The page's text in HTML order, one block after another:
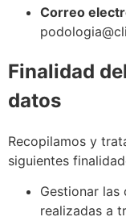
Correo
Finalidad
datos
Recopilamos y
siguientes
Gestionar
realizadas a